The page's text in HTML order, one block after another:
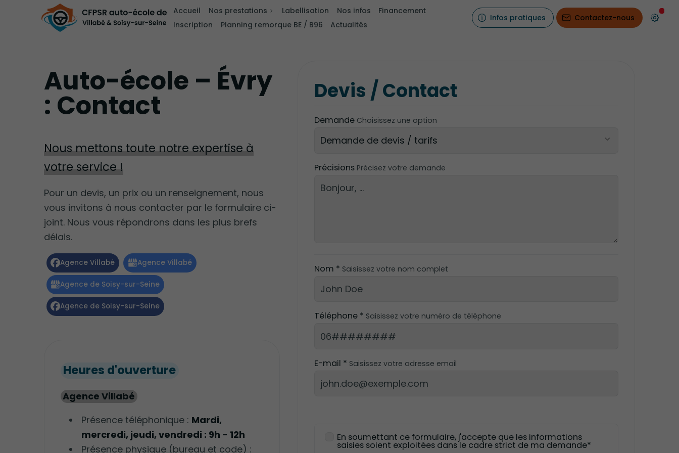
Accueil Nos prestations Labellisation Nos infos
Financement
Inscription
Planning remorque BE / B96 Actualités
Infos pratiques Contactez-nous
Auto-école – Évry
: Contact
Nous mettons toute notre expertise à
votre service !
Pour un devis, un prix ou un renseignement, nous
vous invitons à nous contacter par le formulaire ci-
joint. Nous vous répondrons dans les plus brefs
délais.
Heures d'ouverture
Agence Villabé
Présence téléphonique : Mardi,
mercredi, jeudi, vendredi : 9h - 12h
Présence physique (bureau et code) :
Devis / Contact
Demande Choisissez une option
Précisions Précisez votre demande
Nom * Saisissez votre nom complet
Téléphone * Saisissez votre numéro de téléphone
E-mail * Saisissez votre adresse email
En soumettant ce formulaire, j'accepte que les informations
saisies soient exploitées dans le cadre strict de ma demande*